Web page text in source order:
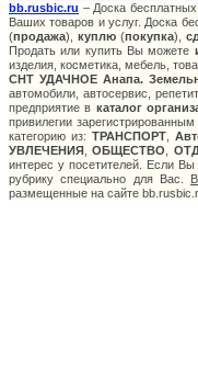
bb.rusbic.ru – Доска
Ваших товаров и услуг. Доска
(продажа), куплю (покупка),
Продать или купить Вы можете
изделия, косметика, мебель,
СНТ УДАЧНОЕ Анапа.
автомобили, автосервис,
предприятие в каталог
привилегии
категорию из:ТРАНСПОРТ ,
УВЛЕЧЕНИЯ ,ОБЩЕСТВО
интерес у посетителей. Если
рубрику специально для Вас.
размещенные на сайте